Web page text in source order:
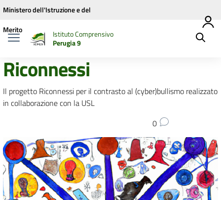
Vai ai contenuti
Vai al menu di navigazione
Vai al footer
Ministero dell'Istruzione e del
Merito
Istituto Comprensivo
Perugia 9
Riconnessi
Il progetto Riconnessi per il contrasto al (cyber)bullismo realizzato
in collaborazione con la USL
0